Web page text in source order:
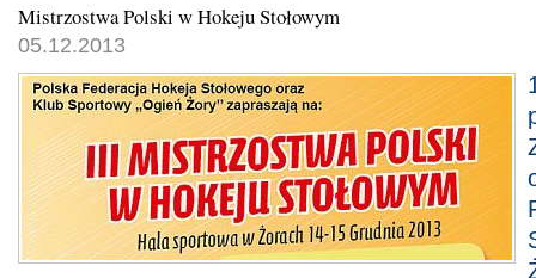
Mistrzostwa Polski w Hokeju Stołowym
05.12.2013